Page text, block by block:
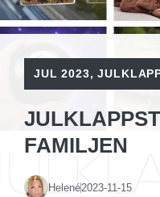
JUL 2023,
FAMILJEN
Helené2023-11-15